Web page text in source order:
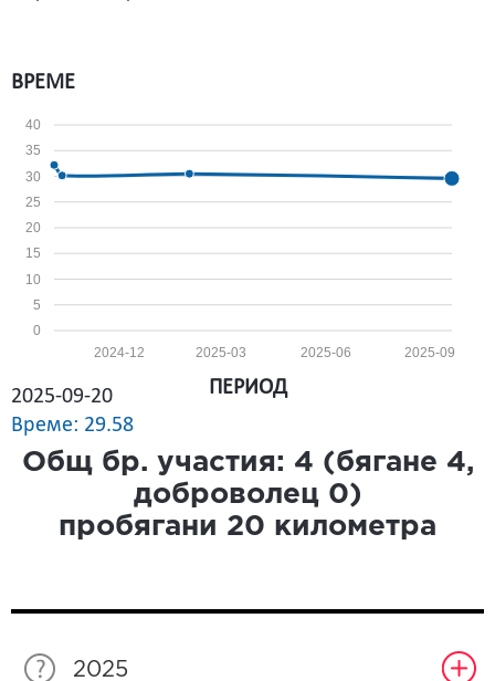
ВРЕМЕ
0
5
10
15
20
25
30
35
40
2025-09
2025-06
2025-03
2024-12
2025-09-20
Време: 29.58
ПЕРИОД
Общ бр. участия: 4 (бягане 4,
доброволец 0)
пробягани 20 километра
2025